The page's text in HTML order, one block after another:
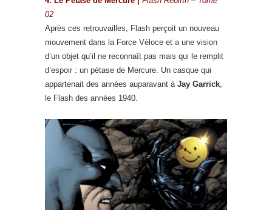
02
Après ces retrouvailles, Flash perçoit un nouveau
mouvement dans la Force Véloce et a une vision
d’un objet qu’il ne reconnaît pas mais qui le remplit
d’espoir : un pétase de Mercure. Un casque qui
appartenait des années auparavant à Jay Garrick,
le Flash des années 1940.